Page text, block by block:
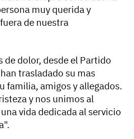
muy querida y
de nuestra
de dolor, desde el Partido
trasladado su mas
familia, amigos y allegados.
y nos unimos al
vida dedicada al servicio